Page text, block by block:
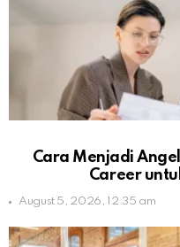
Cara Menjadi
Career
August 5, 2026, 12:35 am